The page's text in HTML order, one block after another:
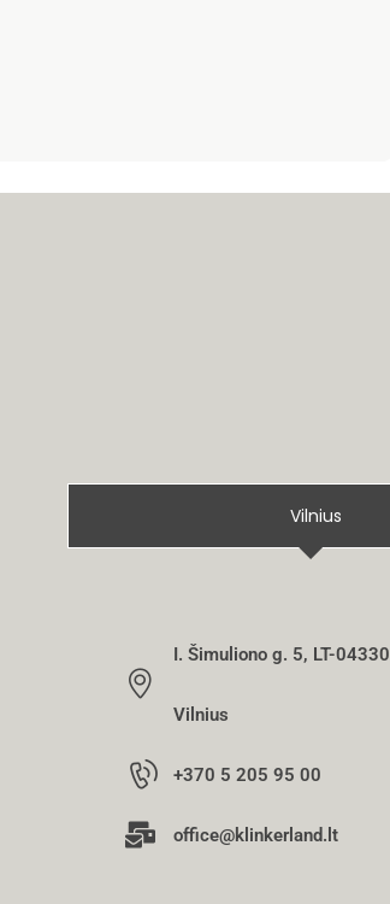
Vilnius
I. Šimuliono g. 5, LT-04330
Vilnius
+370 5 205 95 00
office@klinkerland.lt